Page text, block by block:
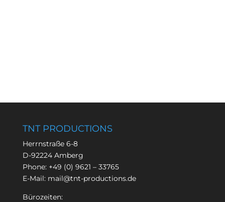
TNT PRODUCTIONS
Herrnstraße 6-8
D-92224 Amberg
Phone: +49 (0) 9621 – 33765
E-Mail: mail@tnt-productions.de
Bürozeiten: